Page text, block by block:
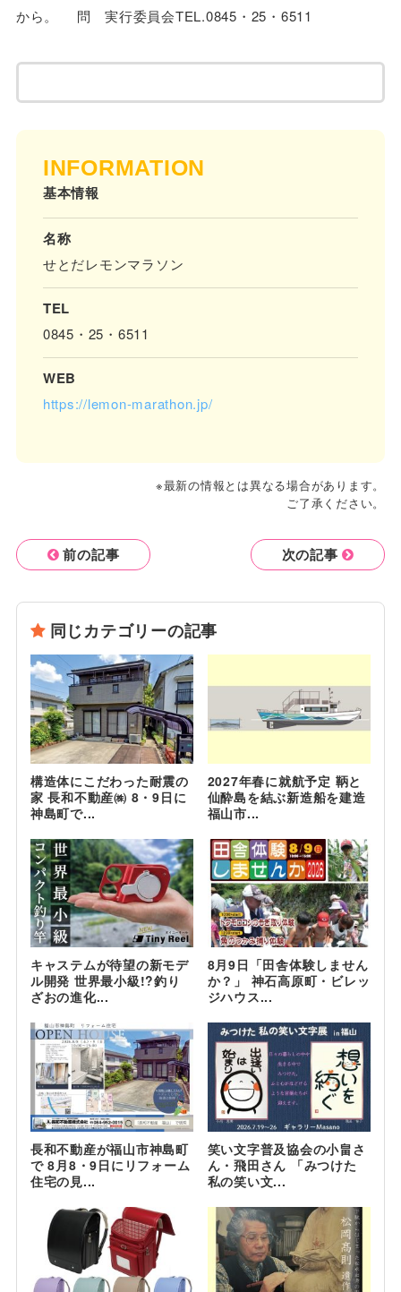
から。 問 実行委員会TEL.0845・25・6511
INFORMATION
基本情報
名称
せとだレモンマラソン
TEL
0845・25・6511
WEB
https://lemon-marathon.jp/
※最新の情報とは異なる場合があります。
ご了承ください。
前の記事 次の記事
同じカテゴリーの記事
構造体にこだわった耐震の
家 長和不動産㈱ 8・9日に
神島町で...
2027年春に就航予定 鞆と
仙酔島を結ぶ新造船を建造
福山市...
キャステムが待望の新モデ
ル開発 世界最小級!?釣り
ざおの進化...
8月9日「田舎体験しません
か？」 神石高原町・ビレッ
ジハウス...
長和不動産が福山市神島町
で 8月8・9日にリフォーム
住宅の見...
笑い文字普及協会の小畠さ
ん・飛田さん 「みつけた
私の笑い文...